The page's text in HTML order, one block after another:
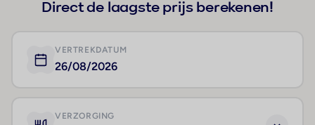
Direct de laagste prijs berekenen!
VERTREKDATUM
26/08/2026
VERZORGING